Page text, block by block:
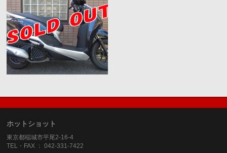
ホットショット
東京都稲城市平尾2-16-4
TEL・FAX ： 042-331-7422